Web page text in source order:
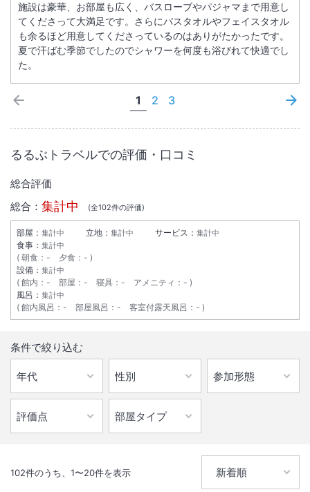
施設は豪華、お部屋も広く、バスローブやパジャマまで用意し
てくださって大満足です。さらにバスタオルやフェイスタオル
も余るほど用意してくださっているのはありがたかったです。
夏で汗ばむ季節でしたのでシャワーを何度も浴びれて快適でし
た。
1 2 3
るるぶトラベルでの評価・口コミ
総合評価
総合： 集計中 (全102件の評価)
部屋： 集計中 立地： 集計中 サービス： 集計中
食事： 集計中
朝食 ： - 夕食 ： -
設備： 集計中
館内 ： - 部屋 ： - 寝具 ： - アメニティ ： -
風呂： 集計中
館内風呂 ： - 部屋風呂 ： - 客室付露天風呂 ： -
条件で絞り込む
102件のうち、 1〜20件を表示